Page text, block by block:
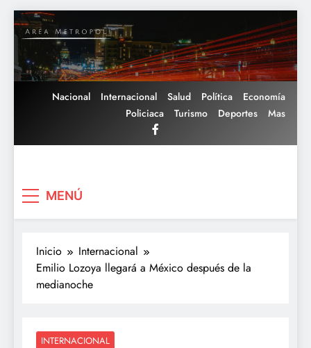
Saltar
al
contenido
Nacional Internacional Salud Política
Economía
Policiaca
Turismo Deportes Mas
MENÚ
Inicio
Internacional
Emilio Lozoya llegará a México después de la
medianoche
INTERNACIONAL